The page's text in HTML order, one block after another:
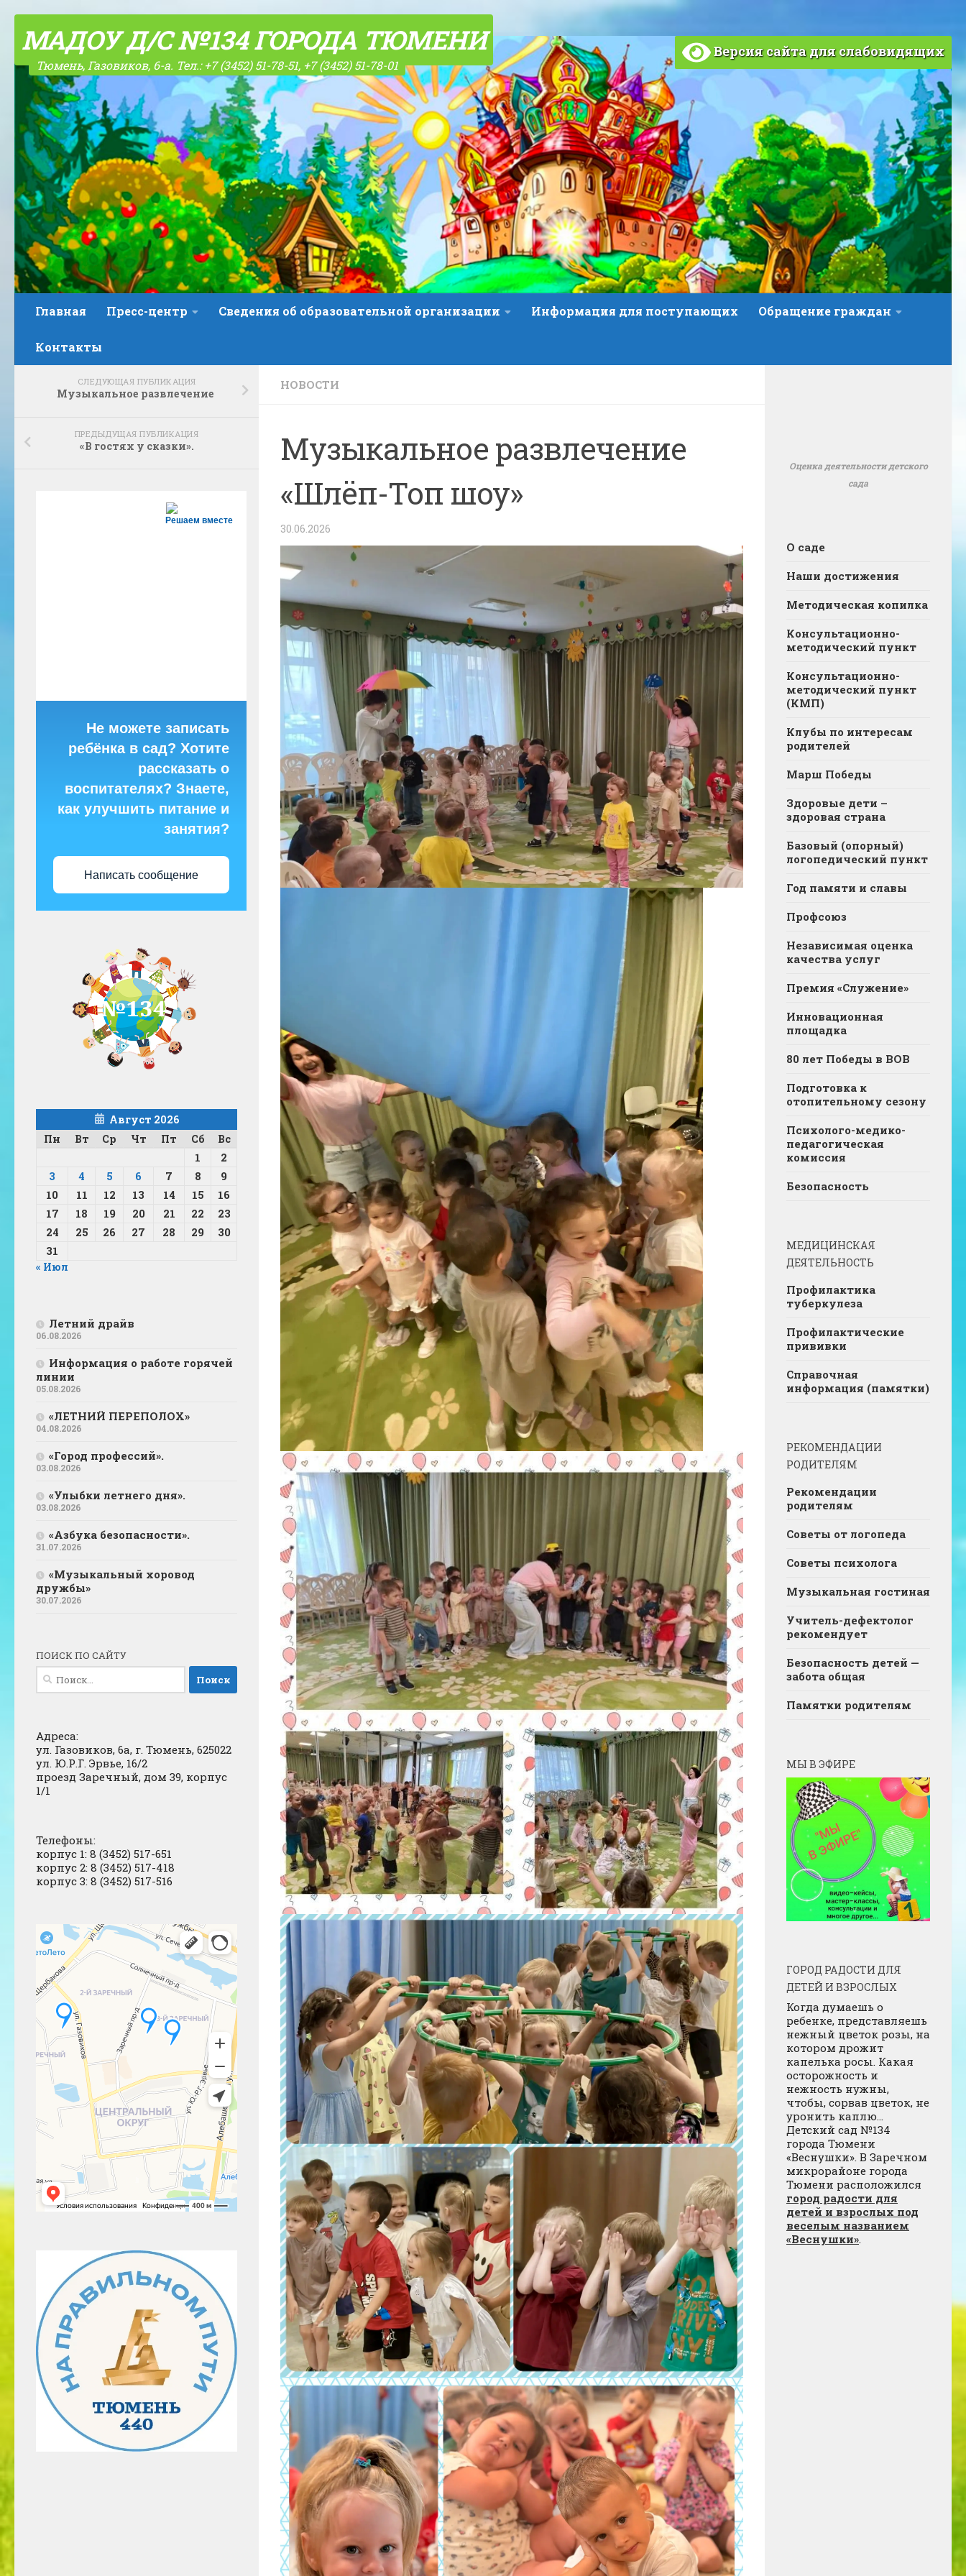
МАДОУ Д/С №134 ГОРОДА ТЮМЕНИ
Тюмень, Газовиков, 6-а. Тел.: +7 (3452) 51-78-51, +7 (3452) 51-78-01
Версия сайта для слабовидящих
Главная Пресс-центр Сведения об образовательной организации Информация для поступающих Обращение граждан
Контакты
НОВОСТИ
Музыкальное развлечение
«Шлёп-Топ шоу»
30.06.2026
СЛЕДУЮЩАЯ ПУБЛИКАЦИЯ
Музыкальное развлечение
ПРЕДЫДУЩАЯ ПУБЛИКАЦИЯ
«В гостях у сказки».
Решаем вместе
Не можете записать
ребёнка в сад? Хотите
рассказать о
воспитателях? Знаете,
как улучшить питание и
занятия?
Написать сообщение
Август 2026
Пн
Вт Ср Чт Пт Сб Вс
1
2
3
4 5 6 7 8
9
10
11 12 13 14 15
16
17
18 19 20 21 22
23
24
25 26 27 28 29
30
31
« Июл
Летний драйв
06.08.2026
Информация о работе горячей
линии
05.08.2026
«ЛЕТНИЙ ПЕРЕПОЛОХ»
04.08.2026
«Город профессий».
03.08.2026
«Улыбки летнего дня».
03.08.2026
«Азбука безопасности».
31.07.2026
«Музыкальный хоровод
дружбы»
30.07.2026
ПОИСК ПО САЙТУ
Найти:
Адреса:
ул. Газовиков, 6а, г. Тюмень, 625022
ул. Ю.Р.Г. Эрвье, 16/2
проезд Заречный, дом 39, корпус
1/1
Телефоны:
корпус 1: 8 (3452) 517-651
корпус 2: 8 (3452) 517-418
корпус 3: 8 (3452) 517-516
Оценка деятельности детского
сада
О саде
Наши достижения
Методическая копилка
Консультационно-
методический пункт
Консультационно-
методический пункт
(КМП)
Клубы по интересам
родителей
Марш Победы
Здоровые дети –
здоровая страна
Базовый (опорный)
логопедический пункт
Год памяти и славы
Профсоюз
Независимая оценка
качества услуг
Премия «Служение»
Инновационная
площадка
80 лет Победы в ВОВ
Подготовка к
отопительному сезону
Психолого-медико-
педагогическая
комиссия
Безопасность
МЕДИЦИНСКАЯ
ДЕЯТЕЛЬНОСТЬ
Профилактика
туберкулеза
Профилактические
прививки
Справочная
информация (памятки)
РЕКОМЕНДАЦИИ
РОДИТЕЛЯМ
Рекомендации
родителям
Советы от логопеда
Советы психолога
Музыкальная гостиная
Учитель-дефектолог
рекомендует
Безопасность детей —
забота общая
Памятки родителям
МЫ В ЭФИРЕ
ГОРОД РАДОСТИ ДЛЯ
ДЕТЕЙ И ВЗРОСЛЫХ
Когда думаешь о
ребенке, представляешь
нежный цветок розы, на
котором дрожит
капелька росы. Какая
осторожность и
нежность нужны,
чтобы, сорвав цветок, не
уронить каплю…
Детский сад №134
города Тюмени
«Веснушки». В Заречном
микрорайоне города
Тюмени расположился
город радости для
детей и взрослых под
веселым названием
«Веснушки».